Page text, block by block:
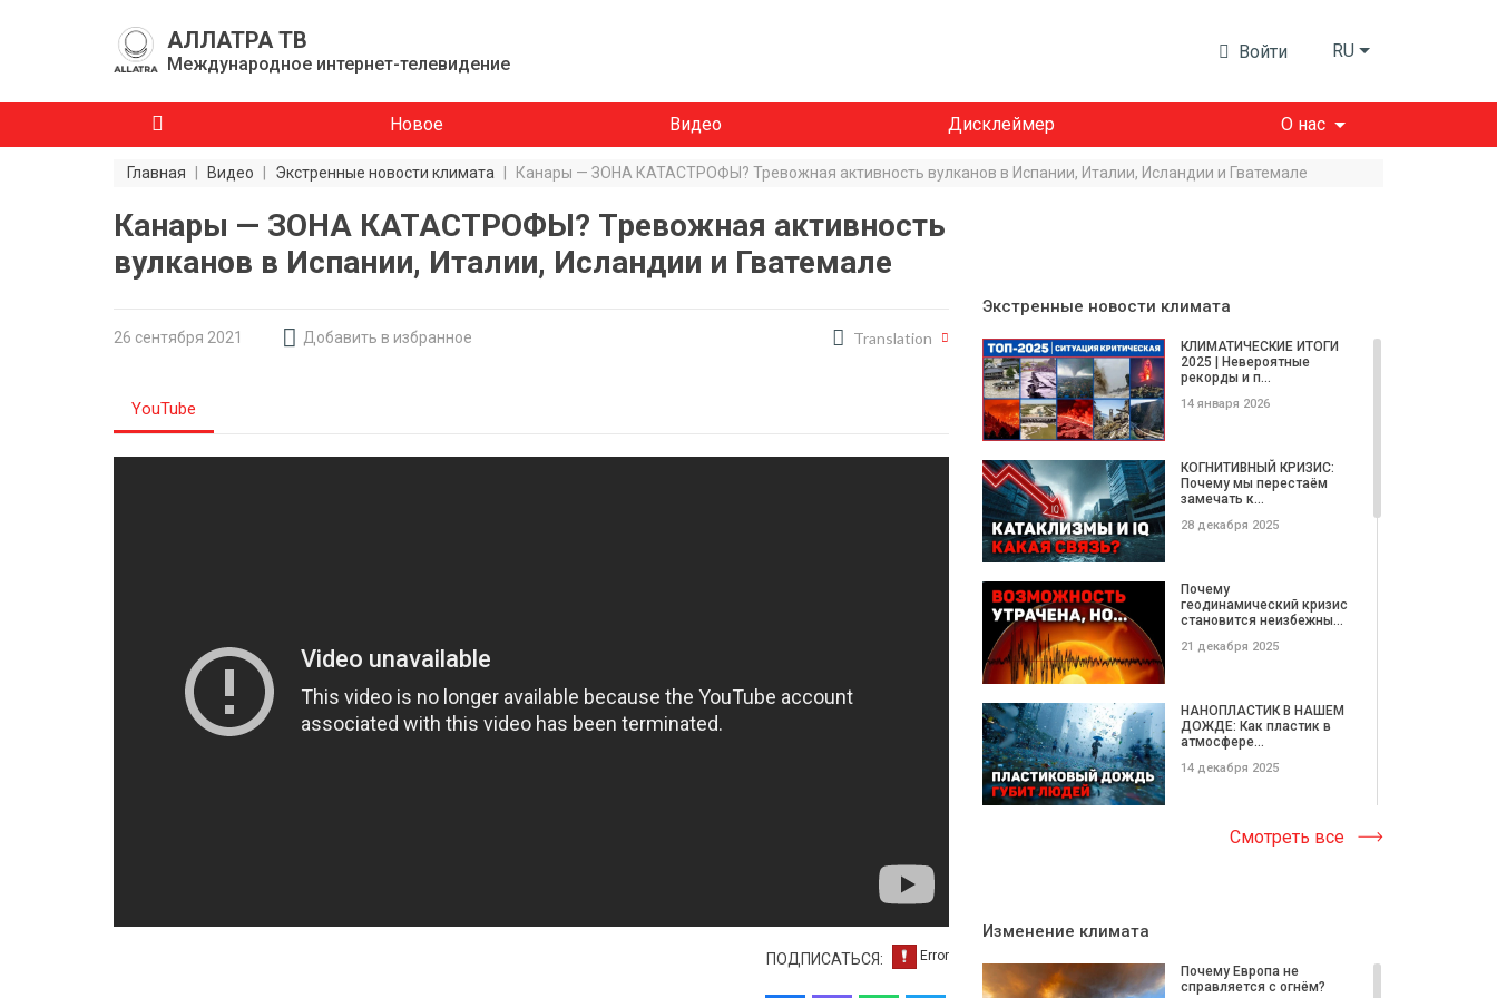
АЛЛАТРА ТВ
Международное интернет-телевидение
Войти RU
Новое Видео Дисклеймер О нас
Главная Видео Экстренные новости климата Канары — ЗОНА КАТАСТРОФЫ? Тревожная активность вулканов в Испании, Италии, Исландии и Гватемале
Канары — ЗОНА КАТАСТРОФЫ? Тревожная активность
вулканов в Испании, Италии, Исландии и Гватемале
26 сентября 2021 Добавить в избранное Translation
YouTube
ПОДПИСАТЬСЯ:
Экстренные новости климата
КЛИМАТИЧЕСКИЕ ИТОГИ
2025 | Невероятные
рекорды и п...
14 января 2026
КОГНИТИВНЫЙ КРИЗИС:
Почему мы перестаём
замечать к...
28 декабря 2025
Почему
геодинамический кризис
становится неизбежны...
21 декабря 2025
НАНОПЛАСТИК В НАШЕМ
ДОЖДЕ: Как пластик в
атмосфере...
14 декабря 2025
Катастрофические
ОПОЛЗНИ этой недели |
НЕДЕЛИ: вулкан
проснулся после 12 0...
Смотреть все
Изменение климата
Почему Европа не
справляется с огнём?